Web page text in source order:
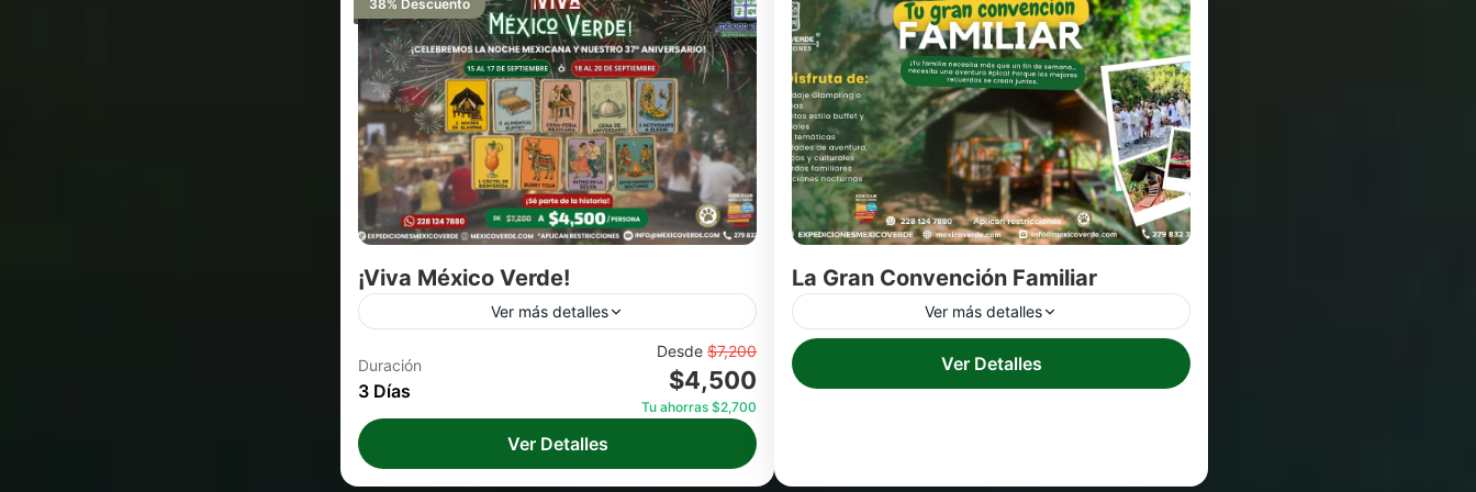
38% Descuento
¡Viva México Verde!
Ver más detalles
Del 15 al 17 o del 18 al 20 de septiembre
2026 ven con tu familia y amigos a vivir días
llenos de diversión, descanso y aventuras en
Duración
3 Días
Desde $7,200
$4,500
Tu ahorras $2,700
Ver Detalles
La Gran Convención Familiar
Ver más detalles
Ver Detalles